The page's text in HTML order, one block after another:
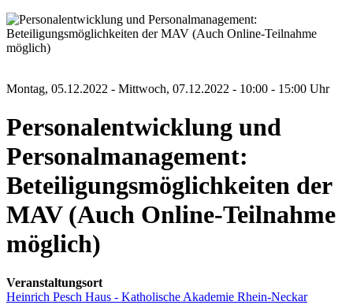
Montag, 05.12.2022 - Mittwoch, 07.12.2022 - 10:00 - 15:00 Uhr
Personalentwicklung und
Personalmanagement:
Beteiligungsmöglichkeiten der
MAV (Auch Online-Teilnahme
möglich)
Veranstaltungsort
Heinrich Pesch Haus - Katholische Akademie Rhein-Neckar